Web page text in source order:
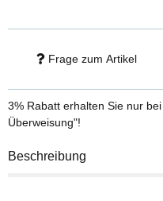
Frage zum Artikel
3% Rabatt erhalten Sie nur
Überweisung"!
Beschreibung